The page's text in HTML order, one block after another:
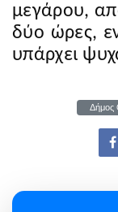
μεγάρου,
δύο ώρες,
υπάρχει
Δήμος